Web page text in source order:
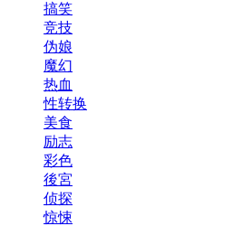
搞笑
竞技
伪娘
魔幻
热血
性转换
美食
励志
彩色
後宮
侦探
惊悚